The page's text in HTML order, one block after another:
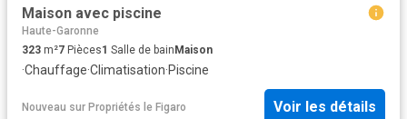
Maison avec piscine
Haute-Garonne
323 m²7 Pièces1 Salle de bainMaison
·Chauffage·Climatisation·Piscine
Nouveau sur Propriétés le Figaro Voir les détails